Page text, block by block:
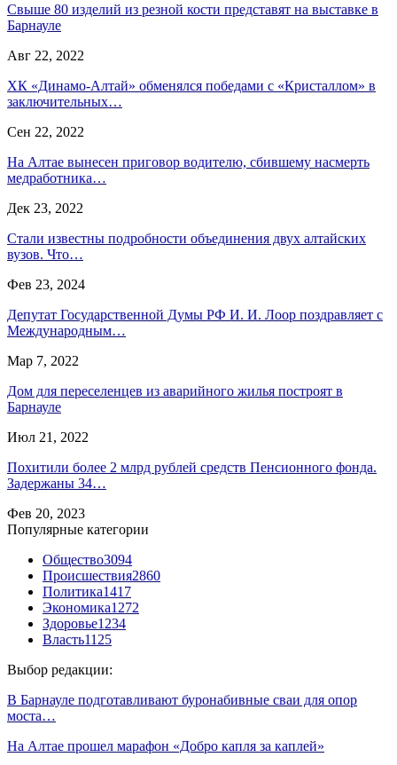
Свыше 80 изделий из резной кости представят на выставке в
Барнауле
Авг 22, 2022
ХК «Динамо-Алтай» обменялся победами с «Кристаллом» в
заключительных…
Сен 22, 2022
На Алтае вынесен приговор водителю, сбившему насмерть
медработника…
Дек 23, 2022
Стали известны подробности объединения двух алтайских
вузов. Что…
Фев 23, 2024
Депутат Государственной Думы РФ И. И. Лоор поздравляет с
Международным…
Мар 7, 2022
Дом для переселенцев из аварийного жилья построят в
Барнауле
Июл 21, 2022
Похитили более 2 млрд рублей средств Пенсионного фонда.
Задержаны 34…
Фев 20, 2023
Популярные категории
Общество3094
Происшествия2860
Политика1417
Экономика1272
Здоровье1234
Власть1125
Выбор редакции:
В Барнауле подготавливают буронабивные сваи для опор
моста…
На Алтае прошел марафон «Добро капля за каплей»